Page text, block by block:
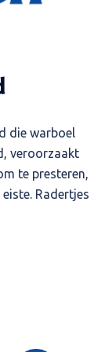
die warboel
veroorzaakt
te presteren,
Radertjes